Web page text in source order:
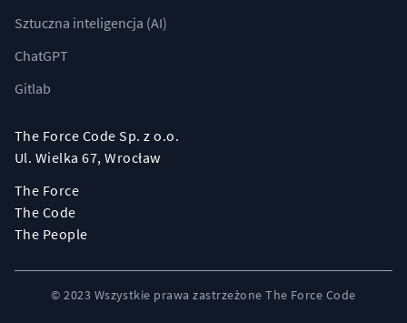
Sztuczna inteligencja (AI)
ChatGPT
Gitlab
The Force Code Sp. z o.o.
Ul. Wielka 67, Wrocław
The Force
The Code
The People
© 2023 Wszystkie prawa zastrzeżoneThe Force Code